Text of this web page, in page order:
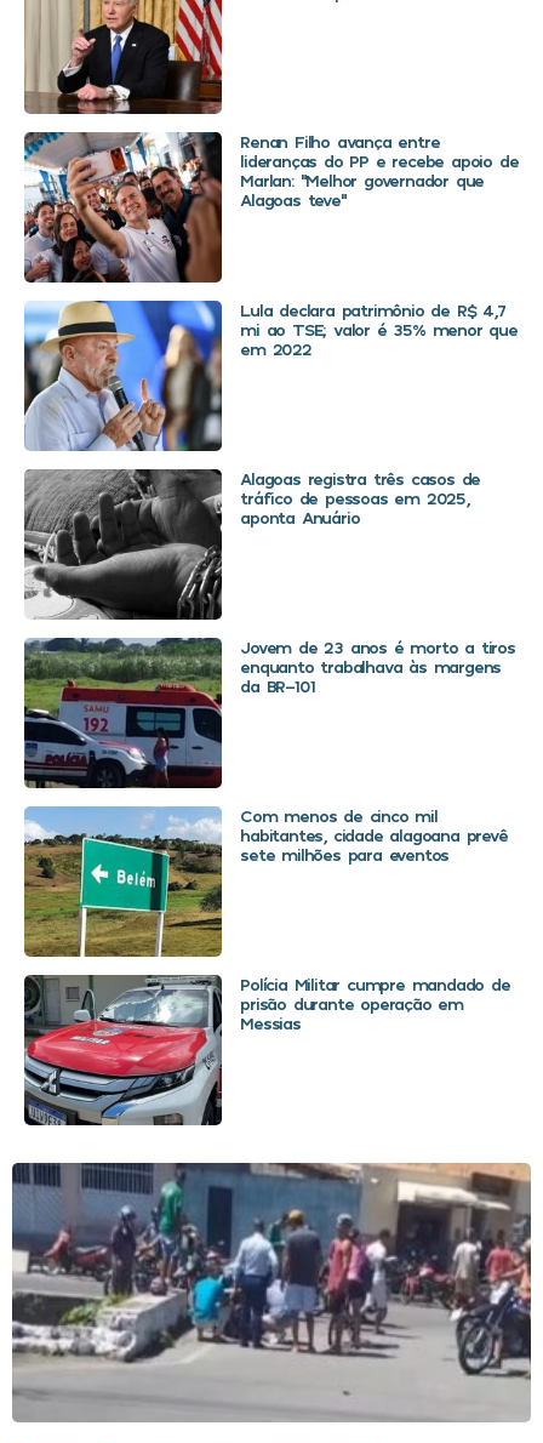
Renan Filho avança entre
lideranças do PP e recebe apoio de
Marlan: “Melhor governador que
Alagoas teve”
Lula declara patrimônio de R$ 4,7
mi ao TSE; valor é 35% menor que
em 2022
Alagoas registra três casos de
tráfico de pessoas em 2025,
aponta Anuário
Jovem de 23 anos é morto a tiros
enquanto trabalhava às margens
da BR-101
Com menos de cinco mil
habitantes, cidade alagoana prevê
sete milhões para eventos
Polícia Militar cumpre mandado de
prisão durante operação em
Messias